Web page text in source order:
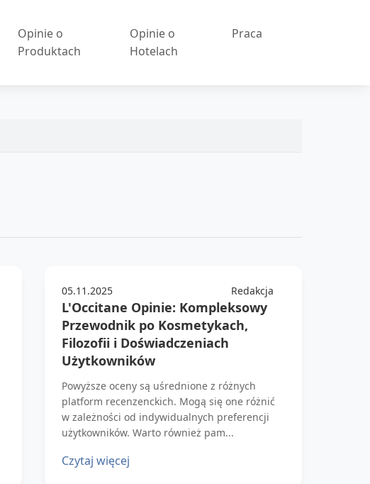
Opinie o
Produktach
Opinie o
Hotelach
Praca
05.11.2025 Redakcja
L'Occitane Opinie: Kompleksowy
Przewodnik po Kosmetykach,
Filozofii i Doświadczeniach
Użytkowników
Powyższe oceny są uśrednione z różnych
platform recenzenckich. Mogą się one różnić
w zależności od indywidualnych preferencji
użytkowników. Warto również pam...
Czytaj więcej